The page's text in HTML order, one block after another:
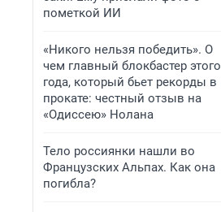
пометкой ИИ
«Никого нельзя победить». О
чем главный блокбастер этого
года, который бьет рекорды в
прокате: честный отзыв на
«Одиссею» Нолана
Тело россиянки нашли во
Французских Альпах. Как она
погибла?